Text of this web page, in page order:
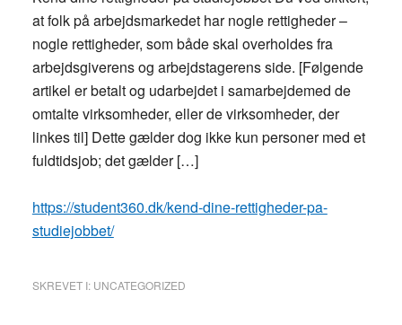
at folk på arbejdsmarkedet har nogle rettigheder –
nogle rettigheder, som både skal overholdes fra
arbejdsgiverens og arbejdstagerens side. [Følgende
artikel er betalt og udarbejdet i samarbejdemed de
omtalte virksomheder, eller de virksomheder, der
linkes til] Dette gælder dog ikke kun personer med et
fuldtidsjob; det gælder […]
https://student360.dk/kend-dine-rettigheder-pa-
studiejobbet/
SKREVET I: UNCATEGORIZED